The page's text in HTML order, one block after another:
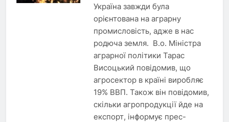
Україна завжди була
орієнтована на аграрну
промисловість, адже в нас
родюча земля. В.о. Міністра
аграрної політики Тарас
Висоцький повідомив, що
агросектор в країні виробляє
19% ВВП. Також він повідомив,
скільки агропродукції йде на
експорт, інформує прес-